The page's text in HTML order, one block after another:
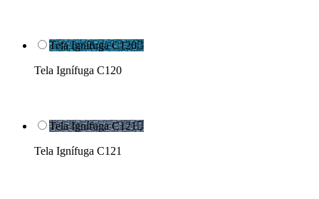
Tela Ignífuga C120
Tela Ignífuga C120
Tela Ignífuga C121
Tela Ignífuga C121